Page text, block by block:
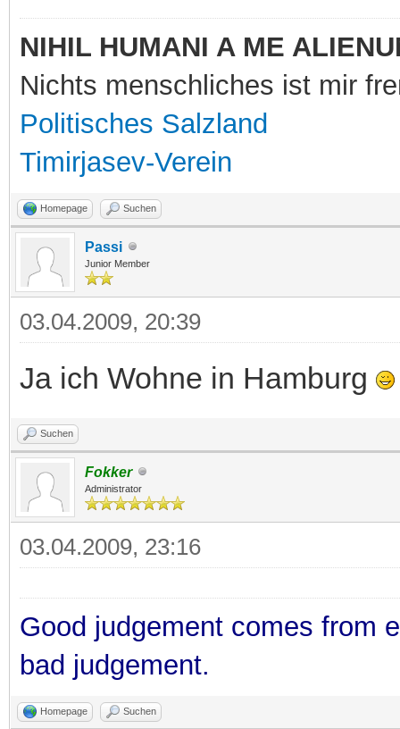
NIHIL HUMANI A ME
Nichts menschliches ist mir
Politisches Salzland
Timirjasev-Verein
Homepage Suchen
Passi
Junior Member
03.04.2009, 20:39
Ja ich Wohne in Hamburg
Suchen
Fokker
Administrator
03.04.2009, 23:16
Good judgement comes from
bad judgement.
Homepage Suchen